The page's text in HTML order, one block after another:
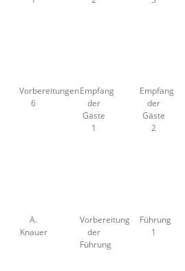
Vorbereitungen
6
Empfang
der
Gäste
1
Empfang
der
Gäste
2
A.
Knauer
Vorbereitung
der
Führung
Führung
1